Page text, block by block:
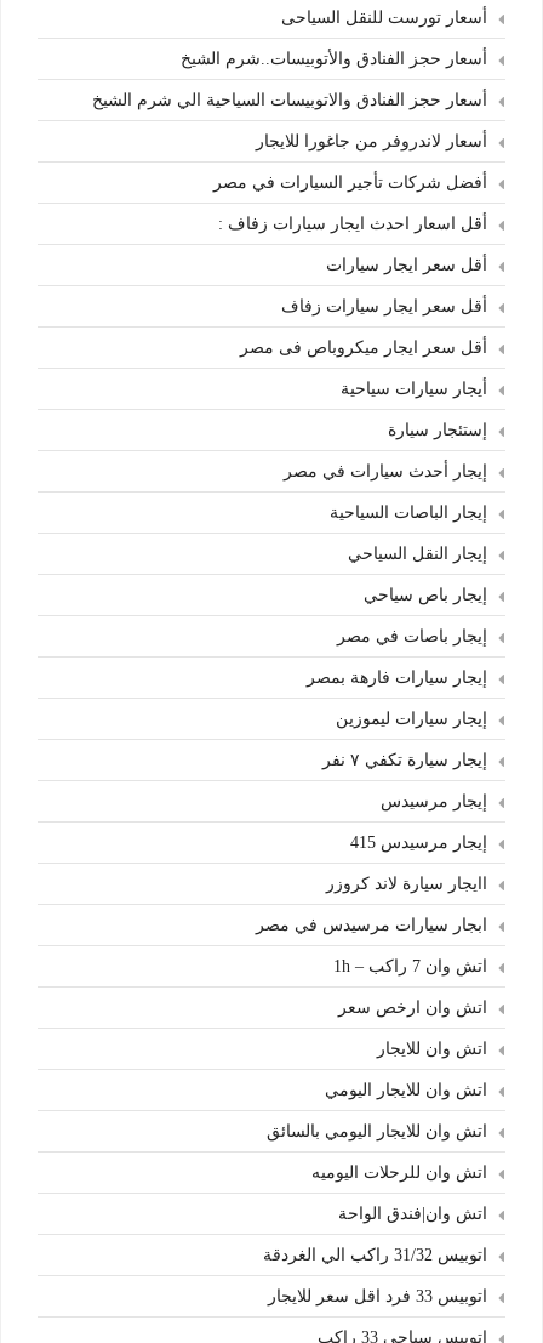
أسعار تورست للنقل السياحى
أسعار حجز الفنادق والأتوبيسات..شرم الشيخ
أسعار حجز الفنادق والاتوبيسات السياحية الي شرم الشيخ
أسعار لاندروفر من جاغورا للايجار
أفضل شركات تأجير السيارات في مصر
أقل اسعار احدث ايجار سيارات زفاف :
أقل سعر ايجار سيارات
أقل سعر ايجار سيارات زفاف
أقل سعر ايجار ميكروباص فى مصر
أيجار سيارات سياحية
إستئجار سيارة
إيجار أحدث سيارات في مصر
إيجار الباصات السياحية
إيجار النقل السياحي
إيجار باص سياحي
إيجار باصات في مصر
إيجار سيارات فارهة بمصر
إيجار سيارات ليموزين
إيجار سيارة تكفي ٧ نفر
إيجار مرسيدس
إيجار مرسيدس 415
اايجار سيارة لاند كروزر
ابجار سيارات مرسيدس في مصر
اتش وان 7 راكب – 1h
اتش وان ارخص سعر
اتش وان للايجار
اتش وان للايجار اليومي
اتش وان للايجار اليومي بالسائق
اتش وان للرحلات اليوميه
اتش وان|فندق الواحة
اتوبيس 31/32 راكب الي الغردقة
اتوبيس 33 فرد اقل سعر للايجار
اتوبيس سياحي 33 راكب